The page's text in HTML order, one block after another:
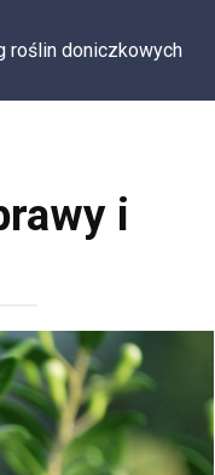
roślin doniczkowych
i